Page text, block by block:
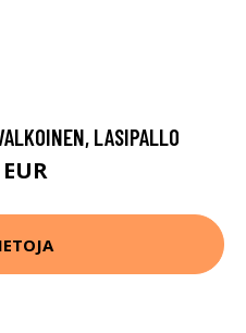
LASIPALLO